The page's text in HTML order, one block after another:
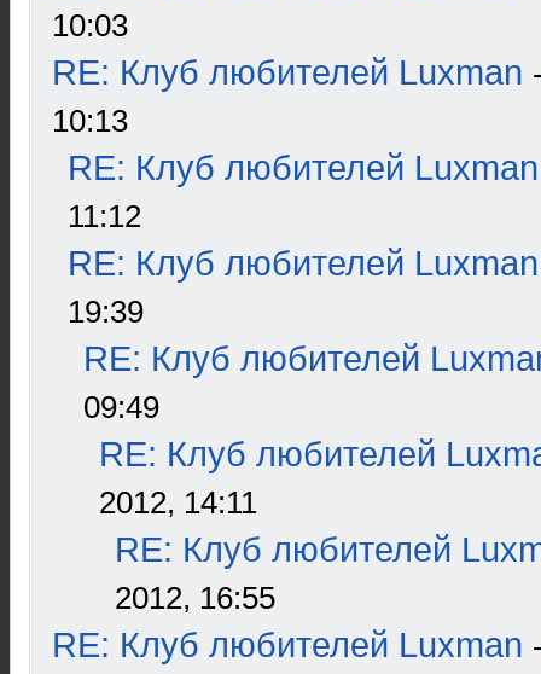
10:03
RE: Клуб любителей Luxman
10:13
RE: Клуб любителей Luxman
11:12
RE: Клуб любителей Luxman
19:39
RE: Клуб любителей
09:49
RE: Клуб любителей
2012, 14:11
RE: Клуб любителей
2012, 16:55
RE: Клуб любителей Luxman